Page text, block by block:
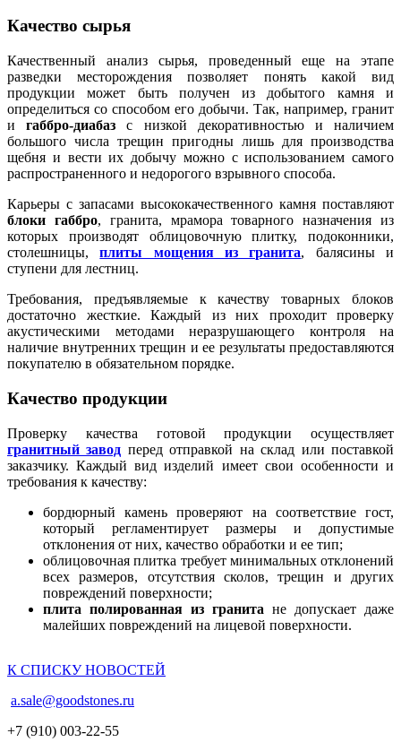
Качество сырья
Качественный анализ сырья, проведенный еще на этапе
разведки месторождения позволяет понять какой вид
продукции может быть получен из добытого камня и
определиться со способом его добычи. Так, например, гранит
игаббро-диабаз с низкой декоративностью и наличием
большого числа трещин пригодны лишь для производства
щебня и вести их добычу можно с использованием самого
распространенного и недорогого взрывного способа.
Карьеры с запасами высококачественного камня поставляют
блоки габбро, гранита, мрамора товарного назначения из
которых производят облицовочную плитку, подоконники,
столешницы,плиты мощения из гранита, балясины и
ступени для лестниц.
Требования, предъявляемые к качеству товарных блоков
достаточно жесткие. Каждый из них проходит проверку
акустическими методами неразрушающего контроля на
наличие внутренних трещин и ее результаты предоставляются
покупателю в обязательном порядке.
Качество продукции
Проверку качества готовой продукции осуществляет
гранитный завод перед отправкой на склад или поставкой
заказчику. Каждый вид изделий имеет свои особенности и
требования к качеству:
бордюрный камень проверяют на соответствие гост,
который регламентирует размеры и допустимые
отклонения от них, качество обработки и ее тип;
облицовочная плитка требует минимальных отклонений
всех размеров, отсутствия сколов, трещин и других
повреждений поверхности;
плита полированная из гранита не допускает даже
малейших повреждений на лицевой поверхности.
К СПИСКУ НОВОСТЕЙ
a.sale@goodstones.ru
+7 (910) 003-22-55